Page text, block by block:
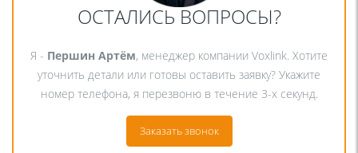
ОСТАЛИСЬ ВОПРОСЫ?
Я - Першин Артём, менеджер компании Voxlink. Хотите
уточнить детали или готовы оставить заявку? Укажите
номер телефона, я перезвоню в течение 3-х секунд.
Заказать звонок